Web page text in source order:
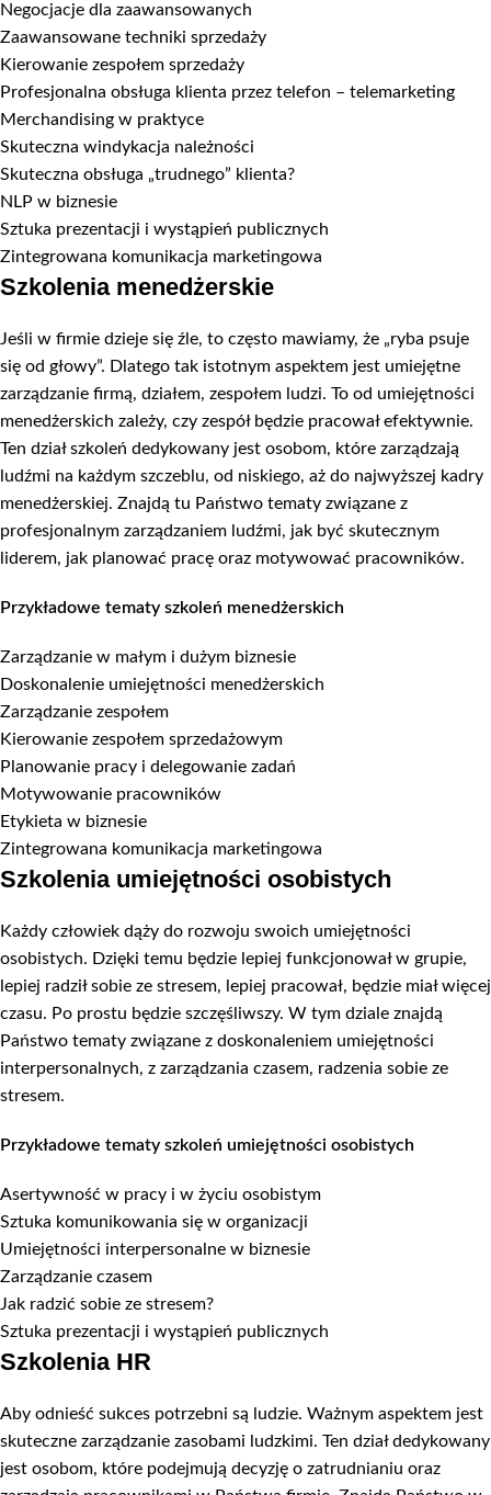
Negocjacje dla zaawansowanych
Zaawansowane techniki sprzedaży
Kierowanie zespołem sprzedaży
Profesjonalna obsługa klienta przez telefon – telemarketing
Merchandising w praktyce
Skuteczna windykacja należności
Skuteczna obsługa „trudnego” klienta?
NLP w biznesie
Sztuka prezentacji i wystąpień publicznych
Zintegrowana komunikacja marketingowa
Szkolenia menedżerskie
Jeśli w firmie dzieje się źle, to często mawiamy, że „ryba psuje
się od głowy”. Dlatego tak istotnym aspektem jest umiejętne
zarządzanie firmą, działem, zespołem ludzi. To od umiejętności
menedżerskich zależy, czy zespół będzie pracował efektywnie.
Ten dział szkoleń dedykowany jest osobom, które zarządzają
ludźmi na każdym szczeblu, od niskiego, aż do najwyższej kadry
menedżerskiej. Znajdą tu Państwo tematy związane z
profesjonalnym zarządzaniem ludźmi, jak być skutecznym
liderem, jak planować pracę oraz motywować pracowników.
Przykładowe tematy szkoleń menedżerskich
Zarządzanie w małym i dużym biznesie
Doskonalenie umiejętności menedżerskich
Zarządzanie zespołem
Kierowanie zespołem sprzedażowym
Planowanie pracy i delegowanie zadań
Motywowanie pracowników
Etykieta w biznesie
Zintegrowana komunikacja marketingowa
Szkolenia umiejętności osobistych
Każdy człowiek dąży do rozwoju swoich umiejętności
osobistych. Dzięki temu będzie lepiej funkcjonował w grupie,
lepiej radził sobie ze stresem, lepiej pracował, będzie miał więcej
czasu. Po prostu będzie szczęśliwszy. W tym dziale znajdą
Państwo tematy związane z doskonaleniem umiejętności
interpersonalnych, z zarządzania czasem, radzenia sobie ze
stresem.
Przykładowe tematy szkoleń umiejętności osobistych
Asertywność w pracy i w życiu osobistym
Sztuka komunikowania się w organizacji
Umiejętności interpersonalne w biznesie
Zarządzanie czasem
Jak radzić sobie ze stresem?
Sztuka prezentacji i wystąpień publicznych
Szkolenia HR
Aby odnieść sukces potrzebni są ludzie. Ważnym aspektem jest
skuteczne zarządzanie zasobami ludzkimi. Ten dział dedykowany
jest osobom, które podejmują decyzję o zatrudnianiu oraz